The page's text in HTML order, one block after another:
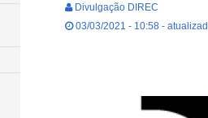
Divulgação DIREC
03/03/2021 - 10:58 -